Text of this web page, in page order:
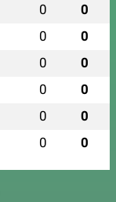
0 0
0 0
0 0
0 0
0 0
0 0